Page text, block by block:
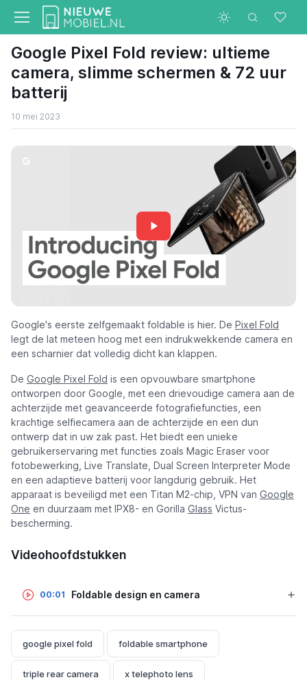
Google Pixel Fold review: ultieme
camera, slimme schermen & 72 uur
batterij
10 mei 2023
Google's eerste zelfgemaakt foldable is hier. De Pixel Fold
legt de lat meteen hoog met een indrukwekkende camera en
een scharnier dat volledig dicht kan klappen.
De Google Pixel Fold is een opvouwbare smartphone
ontworpen door Google, met een drievoudige camera aan de
achterzijde met geavanceerde fotografiefuncties, een
krachtige selfiecamera aan de achterzijde en een dun
ontwerp dat in uw zak past. Het biedt een unieke
gebruikerservaring met functies zoals Magic Eraser voor
fotobewerking, Live Translate, Dual Screen Interpreter Mode
en een adaptieve batterij voor langdurig gebruik. Het
apparaat is beveiligd met een Titan M2-chip, VPN van Google
One en duurzaam met IPX8- en Gorilla Glass Victus-
bescherming.
Videohoofdstukken
00:01 Foldable design en camera
google pixel fold foldable smartphone
triple rear camera x telephoto lens